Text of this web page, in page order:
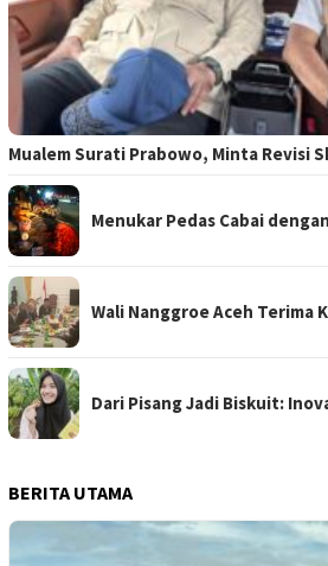
Mualem Surati Prabowo, Minta Revisi
Menukar Pedas Cabai
Wali Nanggroe Aceh Terima
Dari Pisang Jadi Biskuit:
BERITA UTAMA